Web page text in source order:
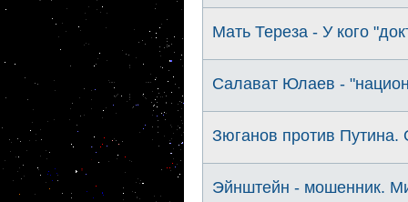
Мать Тереза - У кого
Салават Юлаев -
Зюганов против Путина.
Эйнштейн - мошенник.